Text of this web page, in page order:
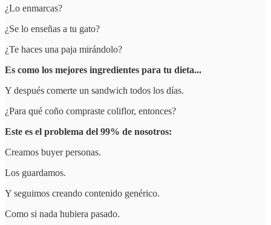
¿Lo enmarcas?
¿Se lo enseñas a tu gato?
¿Te haces una paja mirándolo?
Es como los mejores ingredientes para tu dieta...
Y después comerte un sandwich todos los días.
¿Para qué coño compraste coliflor, entonces?
Este es el problema del 99% de nosotros:
Creamos buyer personas.
Los guardamos.
Y seguimos creando contenido genérico.
Como si nada hubiera pasado.